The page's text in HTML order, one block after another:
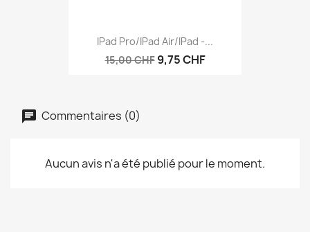
IPad Pro/iPad Air/iPad -...
15,00 CHF 9,75 CHF
Commentaires (0)
Aucun avis n'a été publié pour le moment.